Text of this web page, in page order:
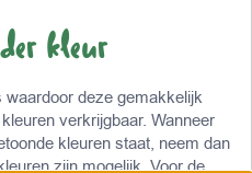
kleur
deze gemakkelijk
verkrijgbaar. Wanneer
kleuren staat, neem dan
zijn mogelijk. Voor de